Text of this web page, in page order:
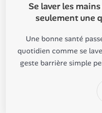
Se laver les
seulement une
Une bonne santé
quotidien comme se
geste barrière simple